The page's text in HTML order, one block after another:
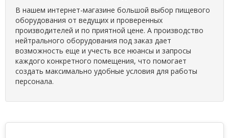
В нашем интернет-магазине большой выбор пищевого
оборудования от ведущих и проверенных
производителей и по приятной цене. А производство
нейтрального оборудования под заказ дает
возможность еще и учесть все нюансы и запросы
каждого конкретного помещения, что помогает
создать максимально удобные условия для работы
персонала.